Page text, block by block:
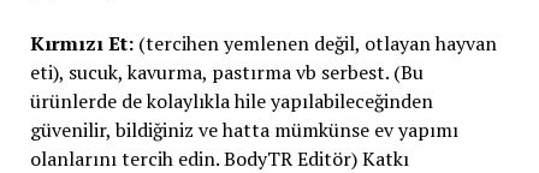
Kırmızı Et:(tercihen yemlenen değil, otlayan hayvan
eti), sucuk, kavurma, pastırma vb serbest. (Bu
ürünlerde de kolaylıkla hile yapılabileceğinden
güvenilir, bildiğiniz ve hatta mümkünse ev yapımı
olanlarını tercih edin. BodyTR Editör) Katkı